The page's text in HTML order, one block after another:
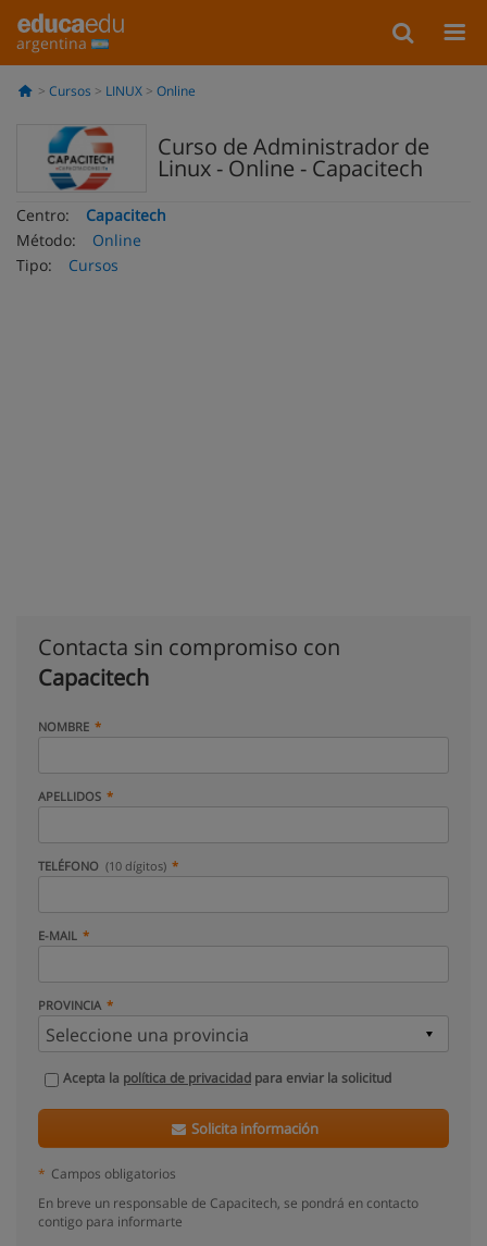
argentina
Cursos LINUX Online
Curso de Administrador de
Linux - Online - Capacitech
Centro:
Capacitech
Método:
Online
Tipo:
Cursos
Contacta sin compromiso con
Capacitech
NOMBRE
APELLIDOS
TELÉFONO (10 dígitos)
E-MAIL
PROVINCIA
Acepta la política de privacidad para enviar la solicitud
Solicita información
* Campos obligatorios
En breve un responsable de Capacitech, se pondrá en contacto
contigo para informarte